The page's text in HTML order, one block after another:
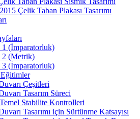
Çelik Taban Plakası Tasarımı
(İmparatorluk)
2 (Metrik)
(İmparatorluk)
Çeşitleri
Tasarım Süreci
Stabilite Kontrolleri
Tasarımı için Sürtünme Katsayısı